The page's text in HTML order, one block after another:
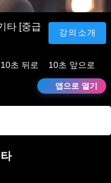
생
타 [중급
강의소개
10초 뒤로 10초 앞으로
앱으로 열기